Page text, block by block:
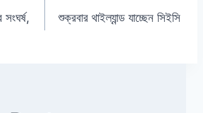
শুক্রবার থাইল্যান্ড যাচ্ছেন সিইসি